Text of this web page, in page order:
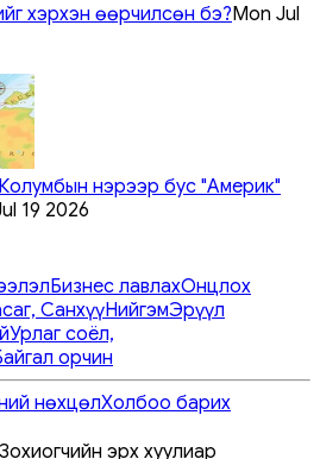
хэрхэн өөрчилсөн бэ?Mon Jul
нэрээр бус "Америк"
19 2026
Бизнес лавлахОнцлох
СанхүүНийгэмЭрүүл
Урлаг соёл,
орчин
нөхцөлХолбоо барих
эрх хуулиар